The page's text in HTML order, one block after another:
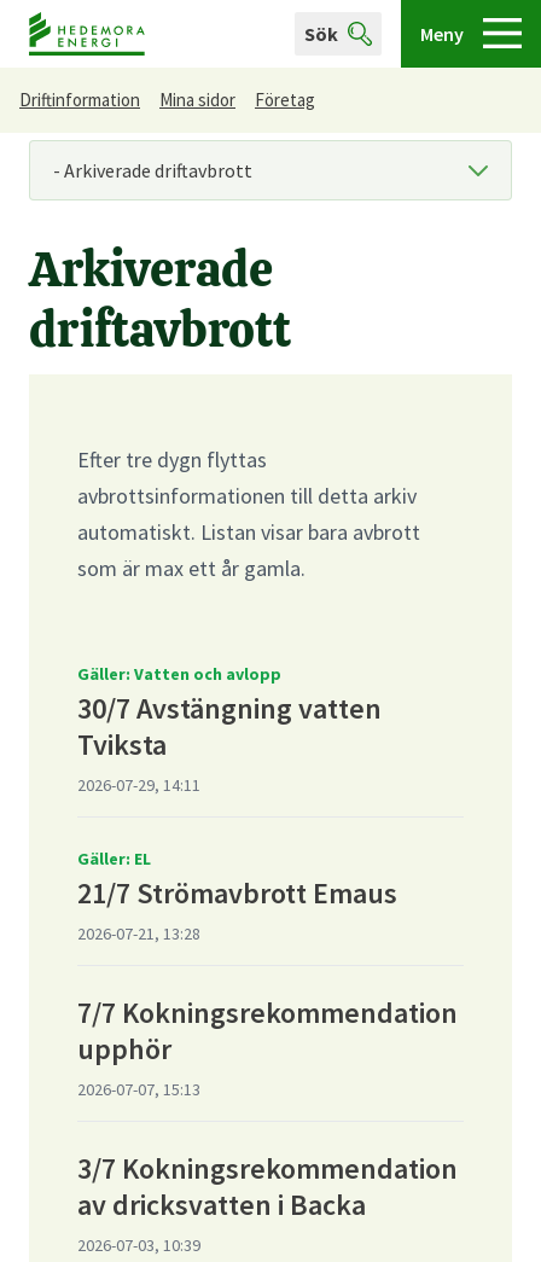
Sök Meny
Driftinformation Mina sidor Företag
Arkiverade
driftavbrott
Efter tre dygn flyttas
avbrottsinformationen till detta arkiv
automatiskt. Listan visar bara avbrott
som är max ett år gamla.
Gäller: Vatten och avlopp
30/7 Avstängning vatten
Tviksta
2026-07-29, 14:11
Gäller: EL
21/7 Strömavbrott Emaus
2026-07-21, 13:28
7/7 Kokningsrekommendation
upphör
2026-07-07, 15:13
3/7 Kokningsrekommendation
av dricksvatten i Backa
2026-07-03, 10:39
Du är här